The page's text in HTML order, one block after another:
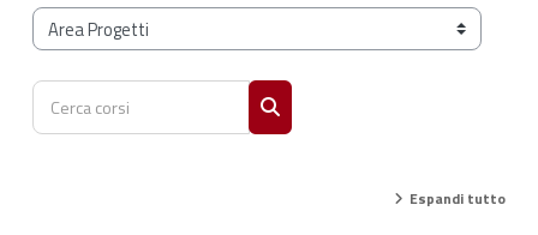
Categorie di corso
Cerca corsi
Cerca corsi
Espandi tutto